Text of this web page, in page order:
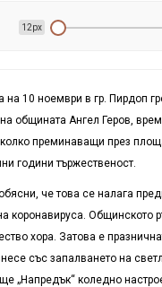
12px
10 ноември в гр. Пирдоп
общината Ангел Геров,
преминаващи през
години тържественост.
че това се налага
коронавируса.
хора. Затова е
със запалването на
„Напредък“ коледно